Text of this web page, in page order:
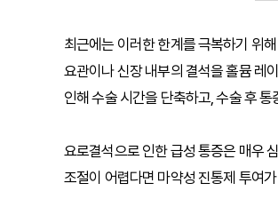
최근에는 이러한 한계를 극복하기 위
요관이나 신장 내부의 결석을 홀뮴 레
인해 수술 시간을 단축하고, 수술 후
요로결석으로 인한 급성 통증은 매우
조절이 어렵다면 마약성 진통제 투여